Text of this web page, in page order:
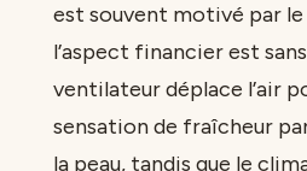
est souvent motivé par
l’aspect financier est
ventilateur déplace l’air
sensation de fraîcheur
la peau, tandis que le